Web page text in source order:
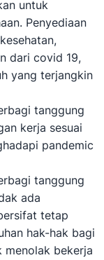
untuk
Penyediaan
dari covid 19,
yang terjangkin
tanggung
kerja sesuai
pandemic
tanggung
ada
tetap
hak-hak bagi
menolak bekerja